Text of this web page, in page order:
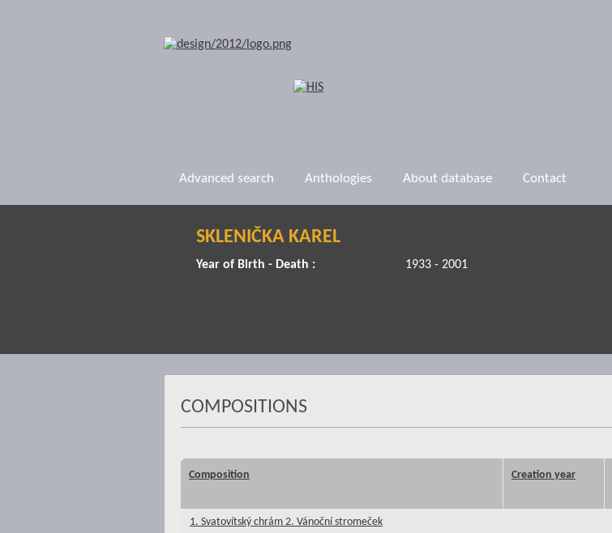
Advanced search Anthologies About database Contact
SKLENIČKA KAREL
Year of Birth - Death : 1933 - 2001
COMPOSITIONS
Composition Creation year
1. Svatovítský chrám 2. Vánoční stromeček